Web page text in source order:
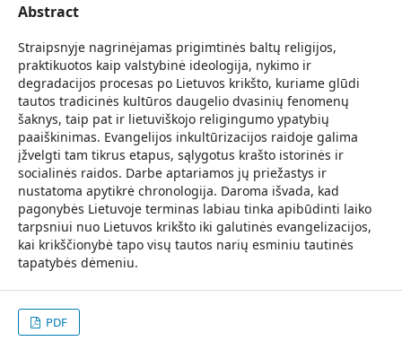
Abstract
Straipsnyje nagrinėjamas prigimtinės baltų religijos,
praktikuotos kaip valstybinė ideologija, nykimo ir
degradacijos procesas po Lietuvos krikšto, kuriame glūdi
tautos tradicinės kultūros daugelio dvasinių fenomenų
šaknys, taip pat ir lietuviškojo religingumo ypatybių
paaiškinimas. Evangelijos inkultūrizacijos raidoje galima
įžvelgti tam tikrus etapus, sąlygotus krašto istorinės ir
socialinės raidos. Darbe aptariamos jų priežastys ir
nustatoma apytikrė chronologija. Daroma išvada, kad
pagonybės Lietuvoje terminas labiau tinka apibūdinti laiko
tarpsniui nuo Lietuvos krikšto iki galutinės evangelizacijos,
kai krikščionybė tapo visų tautos narių esminiu tautinės
tapatybės dėmeniu.
PDF